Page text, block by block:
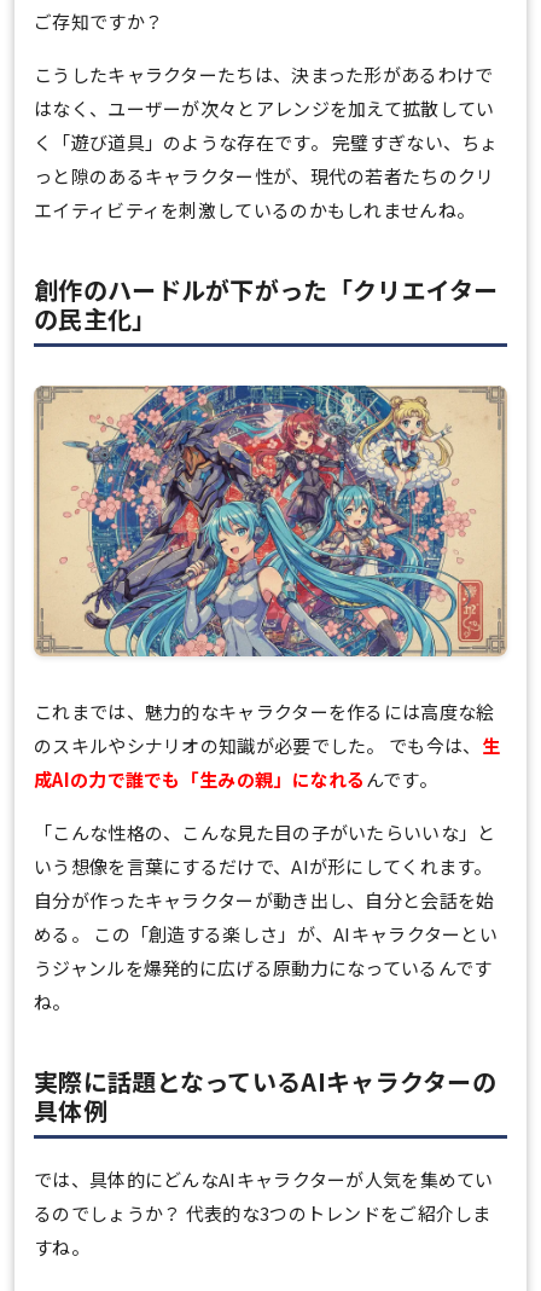
ご存知ですか？
こうしたキャラクターたちは、決まった形があるわけで
はなく、ユーザーが次々とアレンジを加えて拡散してい
く「遊び道具」のような存在です。 完璧すぎない、ちょ
っと隙のあるキャラクター性が、現代の若者たちのクリ
エイティビティを刺激しているのかもしれませんね。
創作のハードルが下がった「クリエイター
の民主化」
これまでは、魅力的なキャラクターを作るには高度な絵
のスキルやシナリオの知識が必要でした。 でも今は、 生
成AIの力で誰でも「生みの親」になれるんです。
「こんな性格の、こんな見た目の子がいたらいいな」と
いう想像を言葉にするだけで、AIが形にしてくれます。
自分が作ったキャラクターが動き出し、自分と会話を始
める。 この「創造する楽しさ」が、AIキャラクターとい
うジャンルを爆発的に広げる原動力になっているんです
ね。
実際に話題となっているAIキャラクターの
具体例
では、具体的にどんなAIキャラクターが人気を集めてい
るのでしょうか？ 代表的な3つのトレンドをご紹介しま
すね。